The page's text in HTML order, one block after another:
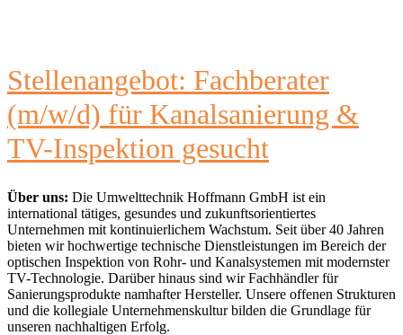
Stellenangebot: Fachberater
(m/w/d) für Kanalsanierung &
TV-Inspektion gesucht
Über uns: Die Umwelttechnik Hoffmann GmbH ist ein
international tätiges, gesundes und zukunftsorientiertes
Unternehmen mit kontinuierlichem Wachstum. Seit über 40 Jahren
bieten wir hochwertige technische Dienstleistungen im Bereich der
optischen Inspektion von Rohr- und Kanalsystemen mit modernster
TV-Technologie. Darüber hinaus sind wir Fachhändler für
Sanierungsprodukte namhafter Hersteller. Unsere offenen Strukturen
und die kollegiale Unternehmenskultur bilden die Grundlage für
unseren nachhaltigen Erfolg.